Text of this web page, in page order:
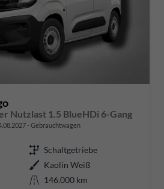
Nutzlast 1.5 BlueHDi 6-Gang
Gebrauchtwagen
Schaltgetriebe
Kaolin Weiß
146.000 km